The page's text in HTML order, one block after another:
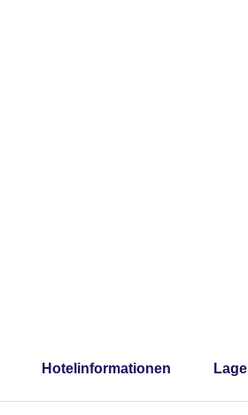
Hotelinformationen Lage